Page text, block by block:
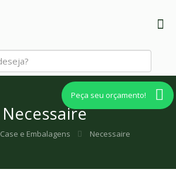
Necessaire
Peça seu orçamento!
Case e Embalagens Necessaire